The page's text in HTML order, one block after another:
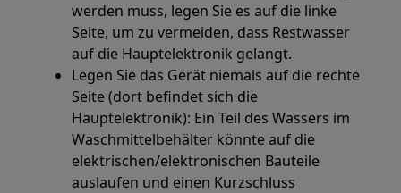
werden muss, legen Sie es auf die linke
Seite, um zu vermeiden, dass Restwasser
auf die Hauptelektronik gelangt.
Legen Sie das Gerät niemals auf die rechte
Seite (dort befindet sich die
Hauptelektronik): Ein Teil des Wassers im
Waschmittelbehälter könnte auf die
elektrischen/elektronischen Bauteile
auslaufen und einen Kurzschluss